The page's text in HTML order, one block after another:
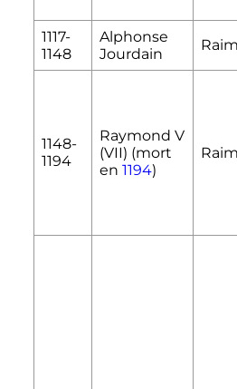
1117-
1148
Alphonse
Jourdain
1148-
1194
Raymond V
(VII) (mort
en 1194)